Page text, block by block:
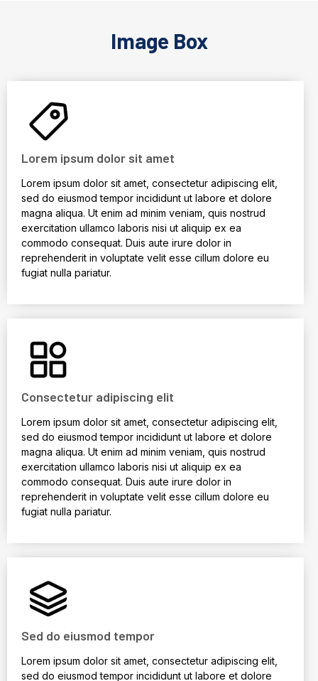
Image Box
Lorem ipsum dolor sit amet
Lorem ipsum dolor sit amet, consectetur adipiscing elit,
sed do eiusmod tempor incididunt ut labore et dolore
magna aliqua. Ut enim ad minim veniam, quis nostrud
exercitation ullamco laboris nisi ut aliquip ex ea
commodo consequat. Duis aute irure dolor in
reprehenderit in voluptate velit esse cillum dolore eu
fugiat nulla pariatur.
Consectetur adipiscing elit
Lorem ipsum dolor sit amet, consectetur adipiscing elit,
sed do eiusmod tempor incididunt ut labore et dolore
magna aliqua. Ut enim ad minim veniam, quis nostrud
exercitation ullamco laboris nisi ut aliquip ex ea
commodo consequat. Duis aute irure dolor in
reprehenderit in voluptate velit esse cillum dolore eu
fugiat nulla pariatur.
Sed do eiusmod tempor
Lorem ipsum dolor sit amet, consectetur adipiscing elit,
sed do eiusmod tempor incididunt ut labore et dolore